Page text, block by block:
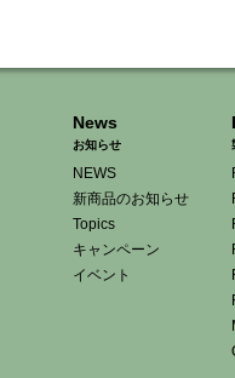
News
お知らせ
NEWS
新商品のお知らせ
Topics
キャンペーン
イベント